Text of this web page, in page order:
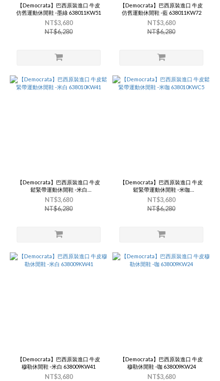
【Democrata】巴西原裝進口 牛皮
仿舊運動休閒鞋 -墨綠 638011KW51
NT$3,680
NT$6,280
【Democrata】巴西原裝進口 牛皮
仿舊運動休閒鞋 -藍 638011KW72
NT$3,680
NT$6,280
【Democrata】巴西原裝進口 牛皮
鬆緊帶運動休閒鞋 -米白
638010KW41
NT$3,680
NT$6,280
【Democrata】巴西原裝進口 牛皮
鬆緊帶運動休閒鞋 -米咖
638010KWC5
NT$3,680
NT$6,280
【Democrata】巴西原裝進口 牛皮
穆勒休閒鞋 -米白 638009KW41
NT$3,680
【Democrata】巴西原裝進口 牛皮
穆勒休閒鞋 -咖 638009KW24
NT$3,680